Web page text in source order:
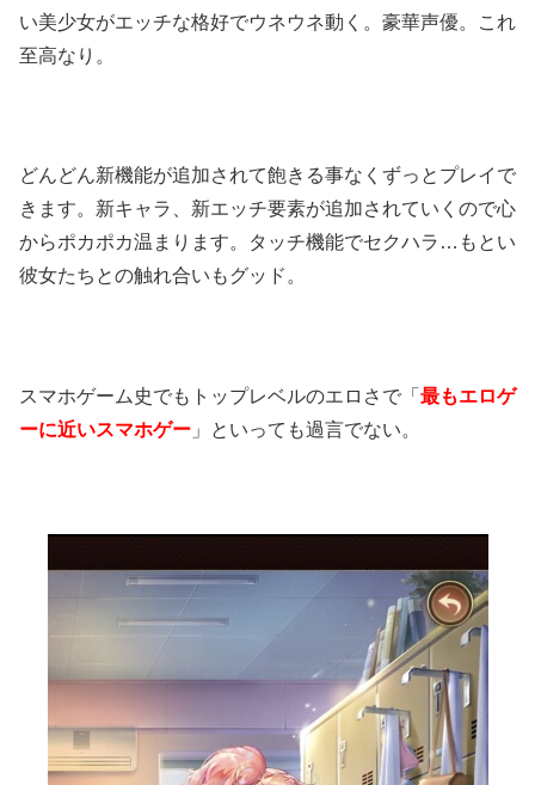
い美少女がエッチな格好でウネウネ動く。豪華声優。これ
至高なり。
どんどん新機能が追加されて飽きる事なくずっとプレイで
きます。新キャラ、新エッチ要素が追加されていくので心
からポカポカ温まります。タッチ機能でセクハラ…もとい
彼女たちとの触れ合いもグッド。
スマホゲーム史でもトップレベルのエロさで「 最もエロゲ
ーに近いスマホゲー 」といっても過言でない。